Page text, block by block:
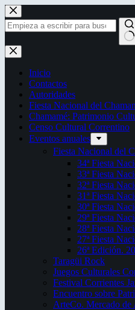
Saltar
al
contenido
Sin
resultados
Inicio
Contactos
Autoridades
Fiesta Nacional del
Chamamé: Patrimonio
Censo Cultural Correntino
Eventos anuales
Fiesta Nacional del
34ª Fiesta
33ª Fiesta
32ª Fiesta
31ª Fiesta
30ª Fiesta
29ª Fiesta
28ª Fiesta
27ª Fiesta
26ª Edición.
Taragüi Rock
Juegos Culturales
Festival Corrientes
Encuentro sobre
ArteCo. Mercado de